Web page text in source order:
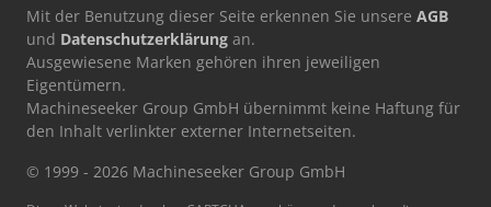
Mit der Benutzung dieser Seite erkennen Sie unsere AGB
und Datenschutzerklärung an.
Ausgewiesene Marken gehören ihren jeweiligen
Eigentümern.
Machineseeker Group GmbH übernimmt keine Haftung für
den Inhalt verlinkter externer Internetseiten.
© 1999 - 2026 Machineseeker Group GmbH